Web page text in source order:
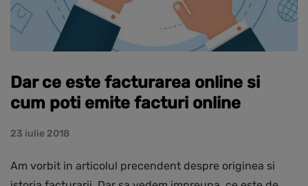
Dar ce este facturarea online si
cum poti emite facturi online
23 iulie 2018
Am vorbit in articolul precendent despre originea si